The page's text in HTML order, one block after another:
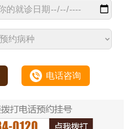
电话咨询